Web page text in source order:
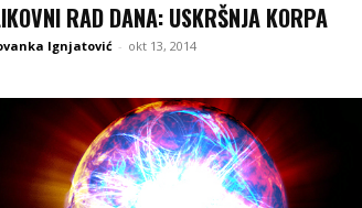
RAD DANA: USKRŠNJA KORPA
Ignjatović - okt 13, 2014